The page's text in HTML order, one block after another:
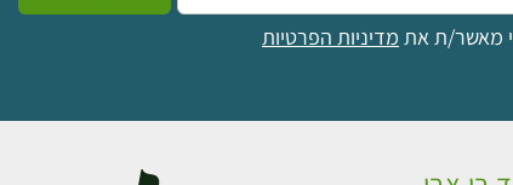
מאשר/ת את מדיניות הפרטיות